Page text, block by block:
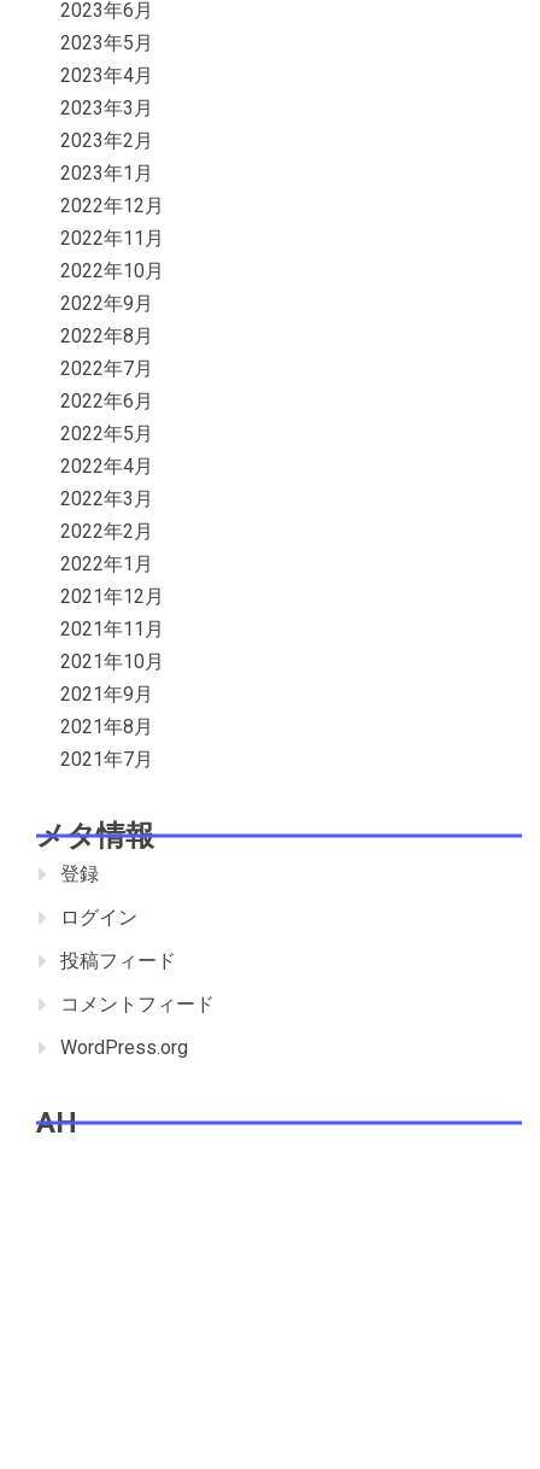
2023年6月
2023年5月
2023年4月
2023年3月
2023年2月
2023年1月
2022年12月
2022年11月
2022年10月
2022年9月
2022年8月
2022年7月
2022年6月
2022年5月
2022年4月
2022年3月
2022年2月
2022年1月
2021年12月
2021年11月
2021年10月
2021年9月
2021年8月
2021年7月
メタ情報
登録
ログイン
投稿フィード
コメントフィード
WordPress.org
AH